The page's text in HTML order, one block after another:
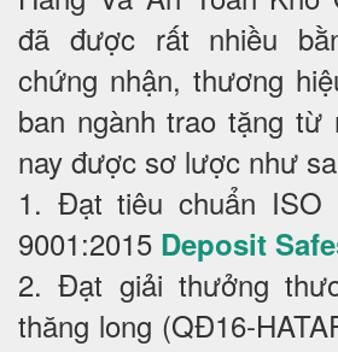
đã được rất nhiều
chứng nhận, thương
ban ngành trao tặng từ
nay được sơ lược như
1. Đạt tiêu chuẩn ISO
9001:2015 Deposit
2. Đạt giải thưởng
thăng long (QĐ16-